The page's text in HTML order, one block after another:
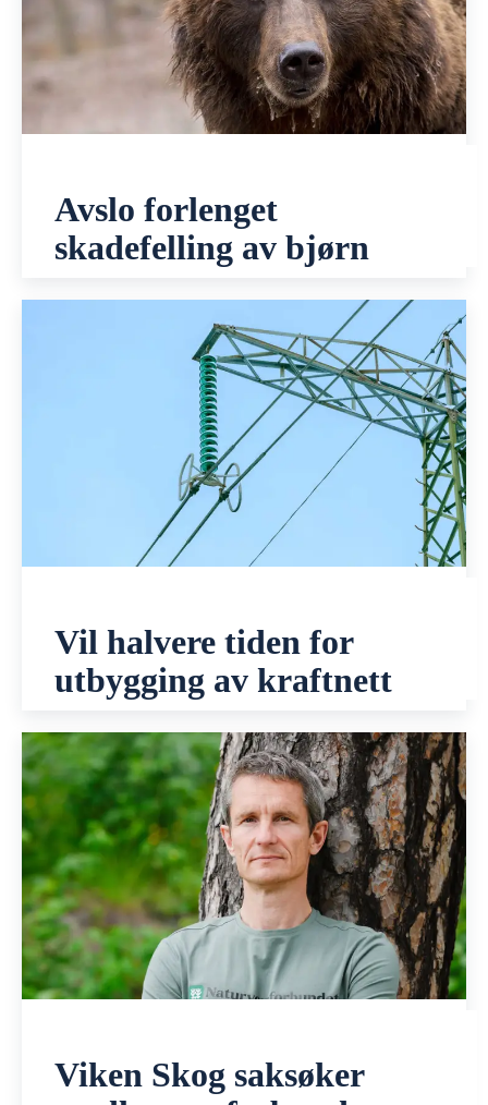
Avslo forlenget
skadefelling av bjørn
Vil halvere tiden for
utbygging av kraftnett
Viken Skog saksøker